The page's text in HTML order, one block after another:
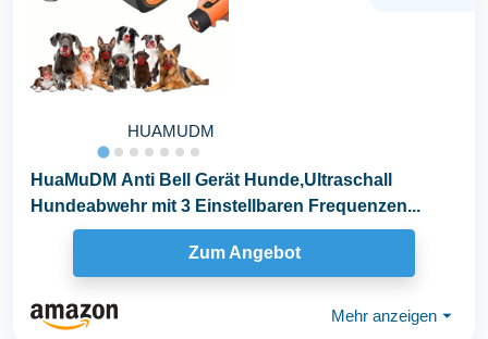
HUAMUDM
HuaMuDM Anti Bell Gerät Hunde,Ultraschall
Hundeabwehr mit 3 Einstellbaren Frequenzen...
Zum Angebot
Mehr anzeigen ⏷